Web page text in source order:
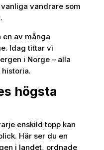
vandrare som
en av många
Idag tittar vi
i Norge – alla
högsta
enskild topp kan
Här ser du en
i landet, ordnade